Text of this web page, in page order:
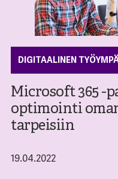
DIGITAALINEN
Microsoft 365 -
optimointi
tarpeisiin
19.04.2022